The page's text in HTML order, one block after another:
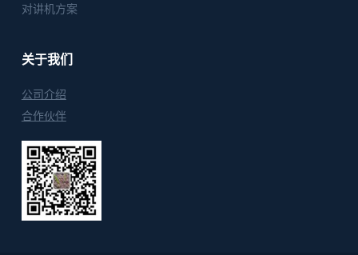
对讲机方案
关于我们
公司介绍
合作伙伴